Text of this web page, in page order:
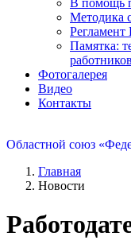
Методика
Памятка:
Фотогалерея
Видео
Контакты
Областной союз
Главная
Новости